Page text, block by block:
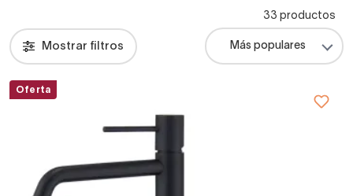
Mostrar filtros
33 productos
Oferta